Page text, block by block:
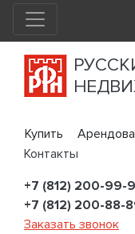
Купить
Контакты
+7 (812) 200-99-
+7 (812) 200-88-
Заказать звонок